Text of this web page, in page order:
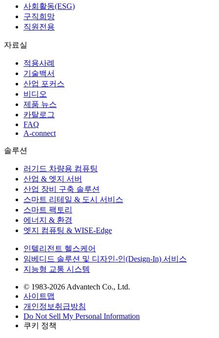
사회활동(ESG)
구직희망
직원전용
자료실
적용사례
기술백서
산업 포커스
비디오
제품 뉴스
카탈로그
FAQ
A-connect
솔루션
러기드 차량용 컴퓨팅
산업 & 엣지 서버
산업 장비 구축 솔루션
스마트 리테일 & 도시 서비스
스마트 팩토리
에너지 & 환경
엣지 컴퓨팅 & WISE-Edge
인텔리전트 헬스케어
임베디드 솔루션 및 디자인-인(Design-In) 서비스
지능형 교통 시스템
© 1983-2026 Advantech Co., Ltd.
사이트맵
개인정보취급방침
Do Not Sell My Personal Information
쿠키 정책